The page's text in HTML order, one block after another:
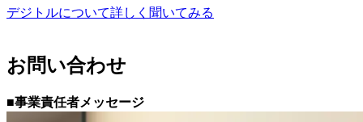
デジトルについて詳しく聞いてみる
お問い合わせ
■事業責任者メッセージ